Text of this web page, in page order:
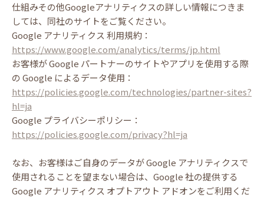
仕組みその他Googleアナリティクスの詳しい情報につきま
しては、同社のサイトをご覧ください。
Google アナリティクス 利用規約：
https://www.google.com/analytics/terms/jp.html
お客様が Google パートナーのサイトやアプリを使用する際
の Google によるデータ使用：
https://policies.google.com/technologies/partner-sites?
hl=ja
Google プライバシーポリシー：
https://policies.google.com/privacy?hl=ja
なお、お客様はご自身のデータが Google アナリティクスで
使用されることを望まない場合は、Google 社の提供する
Google アナリティクス オプトアウト アドオンをご利用くだ